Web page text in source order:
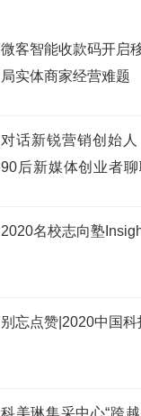
微客智能收款码开启
局实体商家经营难题
对话新锐营销创始
90后新媒体创业者
2020名校志向塾
别忘点赞|2020中国